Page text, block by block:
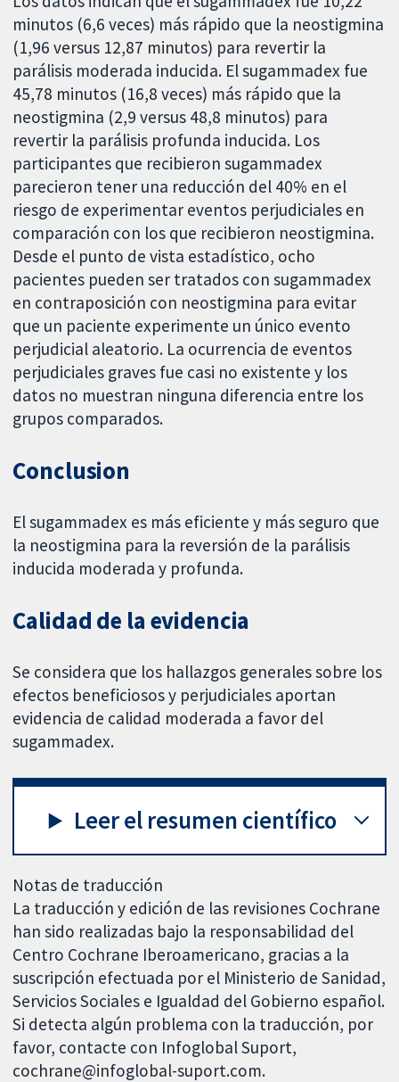
minutos (6,6 veces) más rápido que la neostigmina
(1,96 versus 12,87 minutos) para revertir la
parálisis moderada inducida. El sugammadex fue
45,78 minutos (16,8 veces) más rápido que la
neostigmina (2,9 versus 48,8 minutos) para
revertir la parálisis profunda inducida. Los
participantes que recibieron sugammadex
parecieron tener una reducción del 40% en el
riesgo de experimentar eventos perjudiciales en
comparación con los que recibieron neostigmina.
Desde el punto de vista estadístico, ocho
pacientes pueden ser tratados con sugammadex
en contraposición con neostigmina para evitar
que un paciente experimente un único evento
perjudicial aleatorio. La ocurrencia de eventos
perjudiciales graves fue casi no existente y los
datos no muestran ninguna diferencia entre los
grupos comparados.
Conclusion
El sugammadex es más eficiente y más seguro que
la neostigmina para la reversión de la parálisis
inducida moderada y profunda.
Calidad de la evidencia
Se considera que los hallazgos generales sobre los
efectos beneficiosos y perjudiciales aportan
evidencia de calidad moderada a favor del
sugammadex.
Leer el resumen científico
Notas de traducción
La traducción y edición de las revisiones Cochrane
han sido realizadas bajo la responsabilidad del
Centro Cochrane Iberoamericano, gracias a la
suscripción efectuada por el Ministerio de Sanidad,
Servicios Sociales e Igualdad del Gobierno español.
Si detecta algún problema con la traducción, por
favor, contacte con Infoglobal Suport,
cochrane@infoglobal-suport.com.